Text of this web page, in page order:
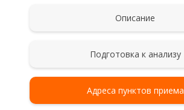
Описание
Подготовка к анализу
Адреса пунктов приема